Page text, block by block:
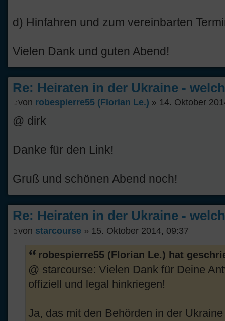
d) Hinfahren und zum vereinbarten
Vielen Dank und guten Abend!
Re: Heiraten in der Ukraine -
von robespierre55 (Florian Le.) » 14. Oktober
@ dirk
Danke für den Link!
Gruß und schönen Abend noch!
Re: Heiraten in der Ukraine -
von starcourse » 15. Oktober 2014, 09:37
robespierre55 (Florian Le.) hat
@ starcourse: Vielen Dank für Deine
offiziell und legal hinkriegen!
Ja, das mit den Behörden in der